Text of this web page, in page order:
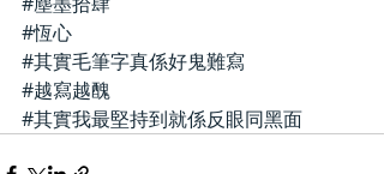
#恆心
#其實毛筆字真係好鬼難寫
#越寫越醜
#其實我最堅持到就係反眼同黑面